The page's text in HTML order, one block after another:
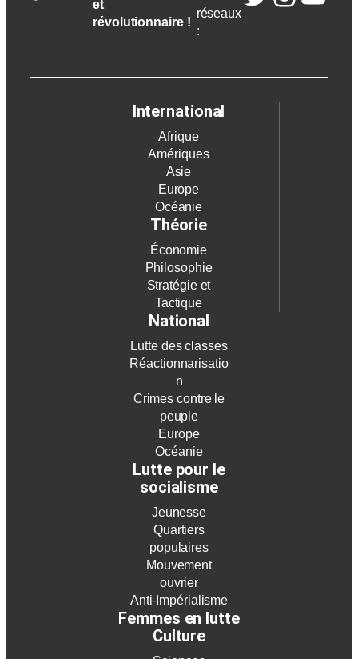
et
révolutionnaire !
réseaux
:
International
Afrique
Amériques
Asie
Europe
Océanie
Théorie
Économie
Philosophie
Stratégie et
Tactique
National
Lutte des classes
Réactionnarisatio
n
Crimes contre le
peuple
Europe
Océanie
Lutte pour le
socialisme
Jeunesse
Quartiers
populaires
Mouvement
ouvrier
Anti-Impérialisme
Femmes en lutte
Culture